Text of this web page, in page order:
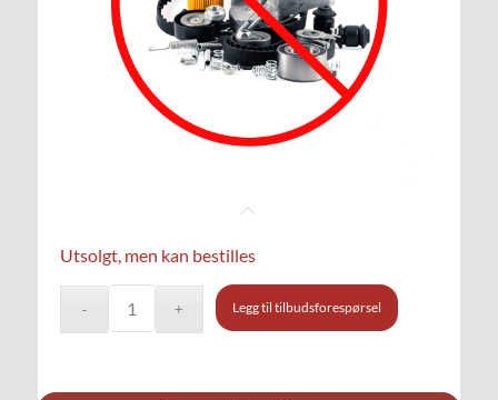
Utsolgt, men kan bestilles
Legg til tilbudsforespørsel